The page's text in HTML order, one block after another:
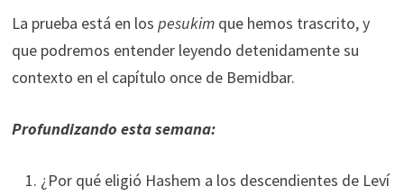
La prueba está en los pesukimque hemos trascrito, y
que podremos entender leyendo detenidamente su
contexto en el capítulo once de Bemidbar.
Profundizando esta semana:
¿Por qué eligió Hashem a los descendientes de Leví